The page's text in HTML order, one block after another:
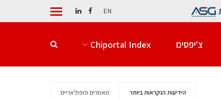
EN
צ'יפסים Chiportal Index
הידיעות הנקראות ביותר מאמרים פופולאריים